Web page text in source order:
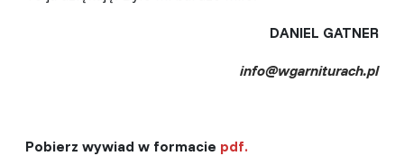
DANIEL GATNER
info@wgarniturach.pl
Pobierz wywiad w formacie pdf.